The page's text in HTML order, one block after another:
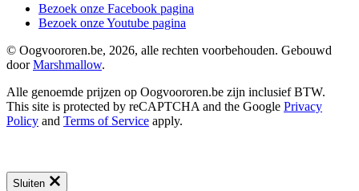
Bezoek onze Facebook pagina
Bezoek onze Youtube pagina
© Oogvoororen.be, 2026, alle rechten voorbehouden. Gebouwd
doorMarshmallow.
Alle genoemde prijzen op Oogvoororen.be zijn inclusief BTW.
This site is protected by reCAPTCHA and the Google Privacy
Policy and Terms of Service apply.
Sluiten